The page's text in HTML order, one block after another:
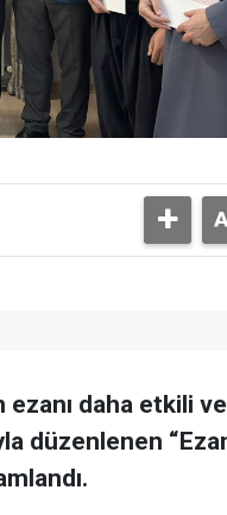
daha etkili ve
düzenlenen